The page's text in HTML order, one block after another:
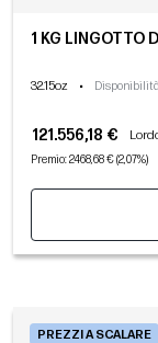
1 KG LINGOTTO
32.15oz •
121.556,18 €
Premio: 2468,68 € (2,07%)
PREZZI A SCALARE